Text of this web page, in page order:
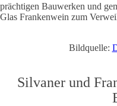
prächtigen Bauwerken und
Glas Frankenwein zum
Bildquelle:
Silvaner und